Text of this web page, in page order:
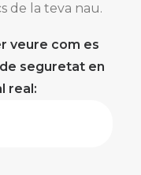
de la teva nau.
veure com es
seguretat en
real: